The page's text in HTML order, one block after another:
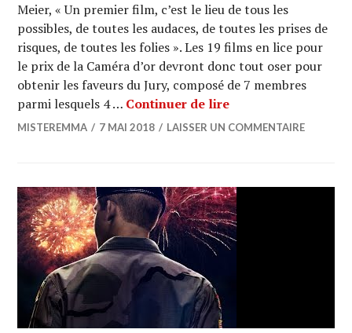
Meier, « Un premier film, c’est le lieu de tous les
possibles, de toutes les audaces, de toutes les prises de
risques, de toutes les folies ». Les 19 films en lice pour
le prix de la Caméra d’or devront donc tout oser pour
obtenir les faveurs du Jury, composé de 7 membres
parmi lesquels 4 … Continuer de lireCANNES 2018 : Ça
MISTEREMMA 7 MAI 2018 LAISSER UN COMMENTAIRE